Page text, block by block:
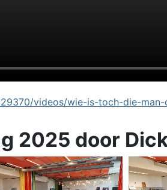
videos/wie-is-toch-die-
2025 door